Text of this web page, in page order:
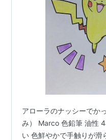
アローラのナッシーでか
み） Marco 色鉛筆 油性
い 色鮮やかで手触りが滑